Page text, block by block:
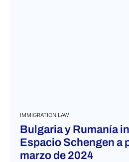
IMMIGRATION LAW
Bulgaria y Rumanía
Espacio Schengen a
marzo de 2024